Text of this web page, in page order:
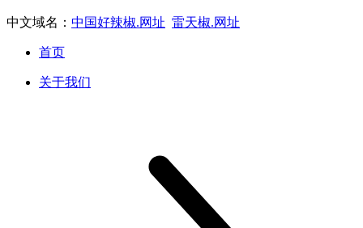
中文域名： 中国好辣椒.网址 雷天椒.网址
首页
关于我们